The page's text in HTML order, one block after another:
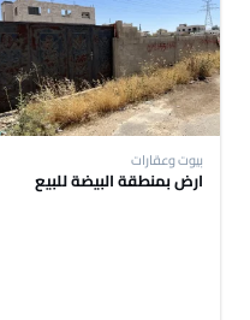
بيوت وعقارات
ارض بمنطقة البيضة للبيع